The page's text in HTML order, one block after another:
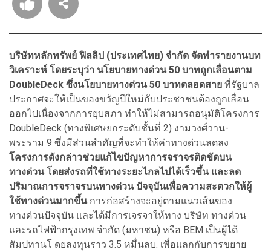
บริษัทหลักทรัพย์ ฟิลลิป (ประเทศไทย) จำกัด จัดทำรายงานบท
วิเคราะห์ โดยระบุว่า นโยบายทางด่วน 50 บาทถูกเลื่อนตาม
DoubleDeck ซึ่งนโยบายทางด่วน 50 บาทตลอดสาย ที่รัฐบาล
ประกาศจะให้เป็นของขวัญปีใหม่กับประชาชนต้องถูกเลื่อน
ออกไปเนื่องจากการยุบสภา ทำให้ไม่สามารถอนุมัติโครงการ
DoubleDeck (ทางพิเศษยกระดับชั้นที่ 2) งามวงศ์วาน-
พระราม 9 ซึ่งมีส่วนสำคัญที่จะทำให้ค่าทางด่วนลดลง
โครงการดังกล่าวช่วยแก้ไขปัญหาการจราจรติดขัดบน
ทางด่วน โดยส่งรถที่ใช้ทางระยะไกลไปได้เร็วขึ้น และลด
ปริมาณการจราจรบนทางด่วน ปัจจุบันเพื่อความสะดวกให้ผู้
ใช้ทางด่วนมากขึ้น การก่อสร้างจะอยู่ตามแนวเส้นของ
ทางด่วนปัจจุบัน และได้มีการเจรจาให้ทาง บริษัท ทางด่วน
และรถไฟฟ้ากรุงเทพ จำกัด (มหาชน) หรือ BEM เป็นผู้ได้
สัมปทานโ ดยลงทุนราว 3.5 หมื่นลบ. เพื่อแลกกับการขยาย